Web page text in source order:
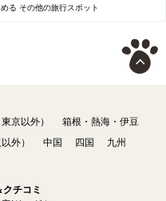
る その他の旅行スポット
京以外）
箱根・熱海・伊豆
外） 中国 四国
九州
チコミ